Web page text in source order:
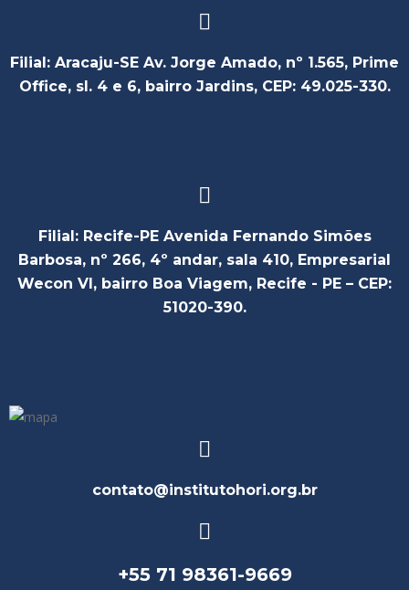
Filial: Aracaju-SE Av. Jorge Amado, nº 1.565, Prime
Office, sl. 4 e 6, bairro Jardins, CEP: 49.025-330.
Filial: Recife-PE Avenida Fernando Simões
Barbosa, nº 266, 4º andar, sala 410, Empresarial
Wecon VI, bairro Boa Viagem, Recife - PE – CEP:
51020-390.
contato@institutohori.org.br
+55 71 98361-9669